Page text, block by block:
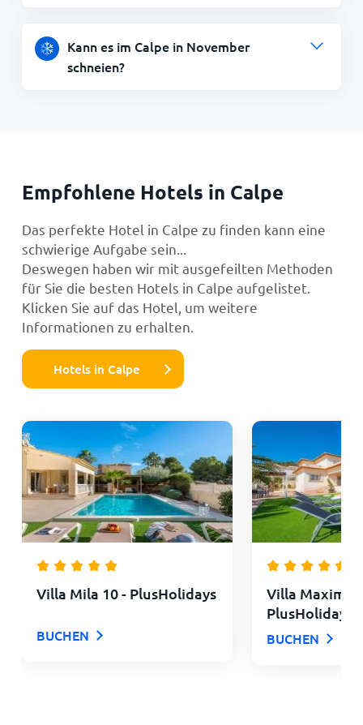
Kann es im Calpe in November
schneien?
Empfohlene Hotels in Calpe
Das perfekte Hotel in Calpe zu finden kann eine
schwierige Aufgabe sein...
Deswegen haben wir mit ausgefeilten Methoden
für Sie die besten Hotels in Calpe aufgelistet.
Klicken Sie auf das Hotel, um weitere
Informationen zu erhalten.
Hotels in Calpe
Villa Mila 10 - PlusHolidays
BUCHEN
Villa Maximo -
PlusHolidays
BUCHEN